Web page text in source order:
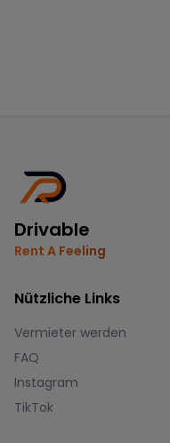
Drivable
Rent A Feeling
Nützliche Links
Vermieter werden
FAQ
Instagram
TikTok